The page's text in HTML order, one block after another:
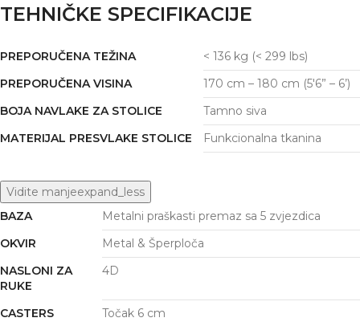
TEHNIČKE SPECIFIKACIJE
PREPORUČENA TEŽINA
< 136 kg (< 299 lbs)
PREPORUČENA VISINA
170 cm – 180 cm (5'6” – 6’)
BOJA NAVLAKE ZA STOLICE
Tamno siva
MATERIJAL PRESVLAKE STOLICE
Funkcionalna tkanina
Vidite manjeexpand_less
BAZA
Metalni praškasti premaz sa 5 zvjezdica
OKVIR
Metal & Šperploča
NASLONI ZA
RUKE
4D
CASTERS Točak 6 cm